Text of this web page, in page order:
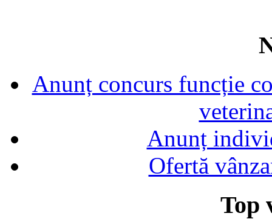
Anunț concurs funcție
Anunț
Ofertă
Top